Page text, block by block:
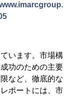
います。市場構
功のための主要
など、徹底的な
ポートには、市